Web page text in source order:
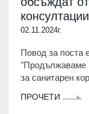
02.11.2024г.
Повод за поста
"Продължаваме
за санитарен
ПРОЧЕТИ